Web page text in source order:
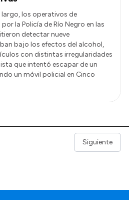
largo, los operativos de
la Policía de Río Negro en las
detectar nueve
bajo los efectos del alcohol,
con distintas irregularidades
que intentó escapar de un
un móvil policial en Cinco
Siguiente